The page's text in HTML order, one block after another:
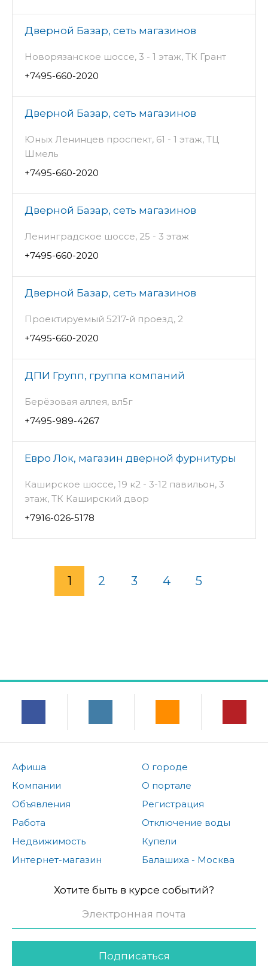
Дверной Базар, сеть магазинов
Новорязанское шоссе, 3 - 1 этаж, ТК Грант
+7495-660-2020
Дверной Базар, сеть магазинов
Юных Ленинцев проспект, 61 - 1 этаж, ТЦ
Шмель
+7495-660-2020
Дверной Базар, сеть магазинов
Ленинградское шоссе, 25 - 3 этаж
+7495-660-2020
Дверной Базар, сеть магазинов
Проектируемый 5217-й проезд, 2
+7495-660-2020
ДПИ Групп, группа компаний
Берёзовая аллея, вл5г
+7495-989-4267
Евро Лок, магазин дверной фурнитуры
Каширское шоссе, 19 к2 - 3-12 павильон, 3
этаж, ТК Каширский двор
+7916-026-5178
1 2 3 4 5
Афиша
Компании
Объявления
Работа
Недвижимость
Интернет-магазин
О городе
О портале
Регистрация
Отключение воды
Купели
Балашиха - Москва
Хотите быть в курсе событий?
Подписаться